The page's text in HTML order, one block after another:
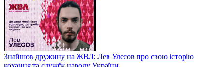
Знайшов дружину на ЖВЛ: Лев Улесов про свою історію
кохання та службу народу України